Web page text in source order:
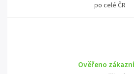
po celé ČR
Ověřeno